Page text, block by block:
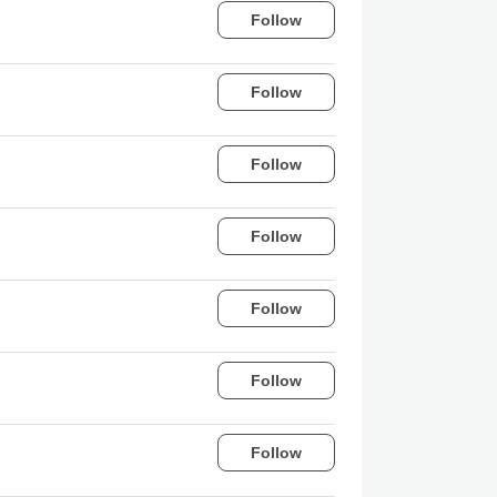
Follow
Follow
Follow
Follow
Follow
Follow
Follow